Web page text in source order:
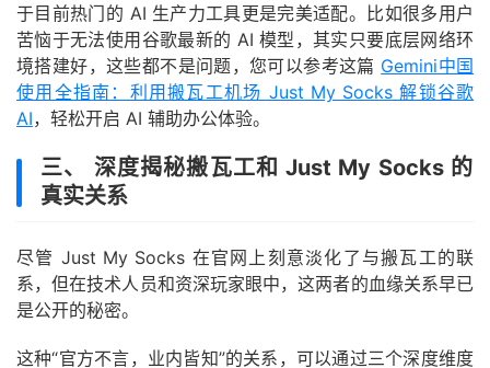
于目前热门的 AI 生产力工具更是完美适配。比如很多用户
苦恼于无法使用谷歌最新的 AI 模型，其实只要底层网络环
境搭建好，这些都不是问题，您可以参考这篇 Gemini中国
使用全指南：利用搬瓦工机场 Just My Socks 解锁谷歌
AI，轻松开启 AI 辅助办公体验。
三、 深度揭秘搬瓦工和 Just My Socks 的
真实关系
尽管 Just My Socks 在官网上刻意淡化了与搬瓦工的联
系，但在技术人员和资深玩家眼中，这两者的血缘关系早已
是公开的秘密。
这种“官方不言，业内皆知”的关系，可以通过三个深度维度